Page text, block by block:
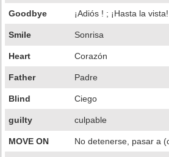
Goodbye ¡Adiós ! ; ¡Hasta la vista!
Smile Sonrisa
Heart Corazón
Father Padre
Blind Ciego
guilty culpable
MOVE ON No detenerse, pasar a